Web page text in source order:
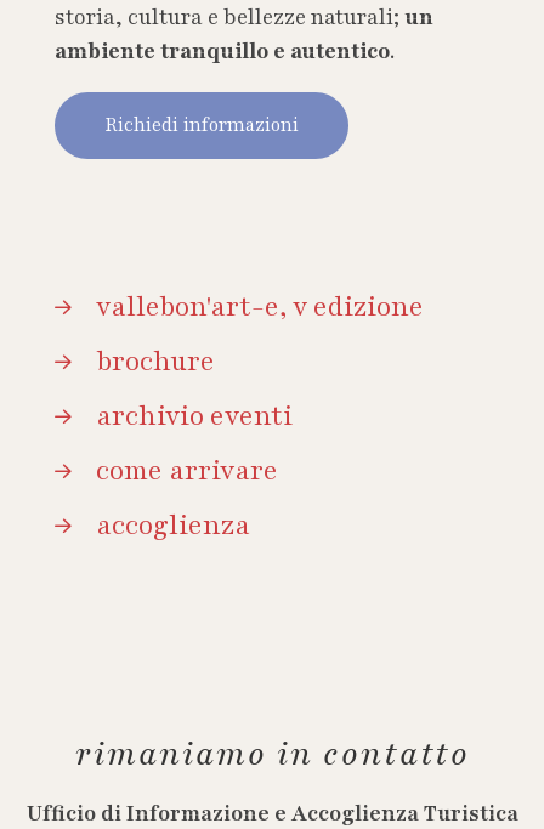
storia, cultura e bellezze naturali; un
ambiente tranquillo e autentico.
Richiedi informazioni
vallebon'art-e, v edizione
brochure
archivio eventi
come arrivare
accoglienza
rimaniamo in contatto
Ufficio di Informazione e Accoglienza Turistica